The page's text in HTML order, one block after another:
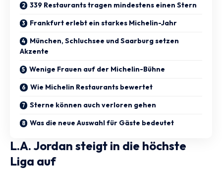
339 Restaurants tragen mindestens einen Stern
Frankfurt erlebt ein starkes Michelin-Jahr
München, Schluchsee und Saarburg setzen
Akzente
Wenige Frauen auf der Michelin-Bühne
Wie Michelin Restaurants bewertet
Sterne können auch verloren gehen
Was die neue Auswahl für Gäste bedeutet
L.A. Jordan steigt in die höchste
Liga auf